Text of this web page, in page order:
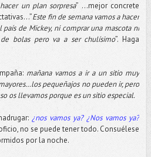
un plan sorpresa” …mejor concrete
Este fin de semana vamos a hacer
de Mickey, ni comprar una mascota ni
bolas pero va a ser chulísimo”. Haga
mañana vamos a ir a un sitio muy
pequeñajos no pueden ir, pero
os llevamos porque es un sitio especial.
¿nos vamos ya? ¿Nos vamos ya?
no se puede tener todo. Consuélese
por la noche.